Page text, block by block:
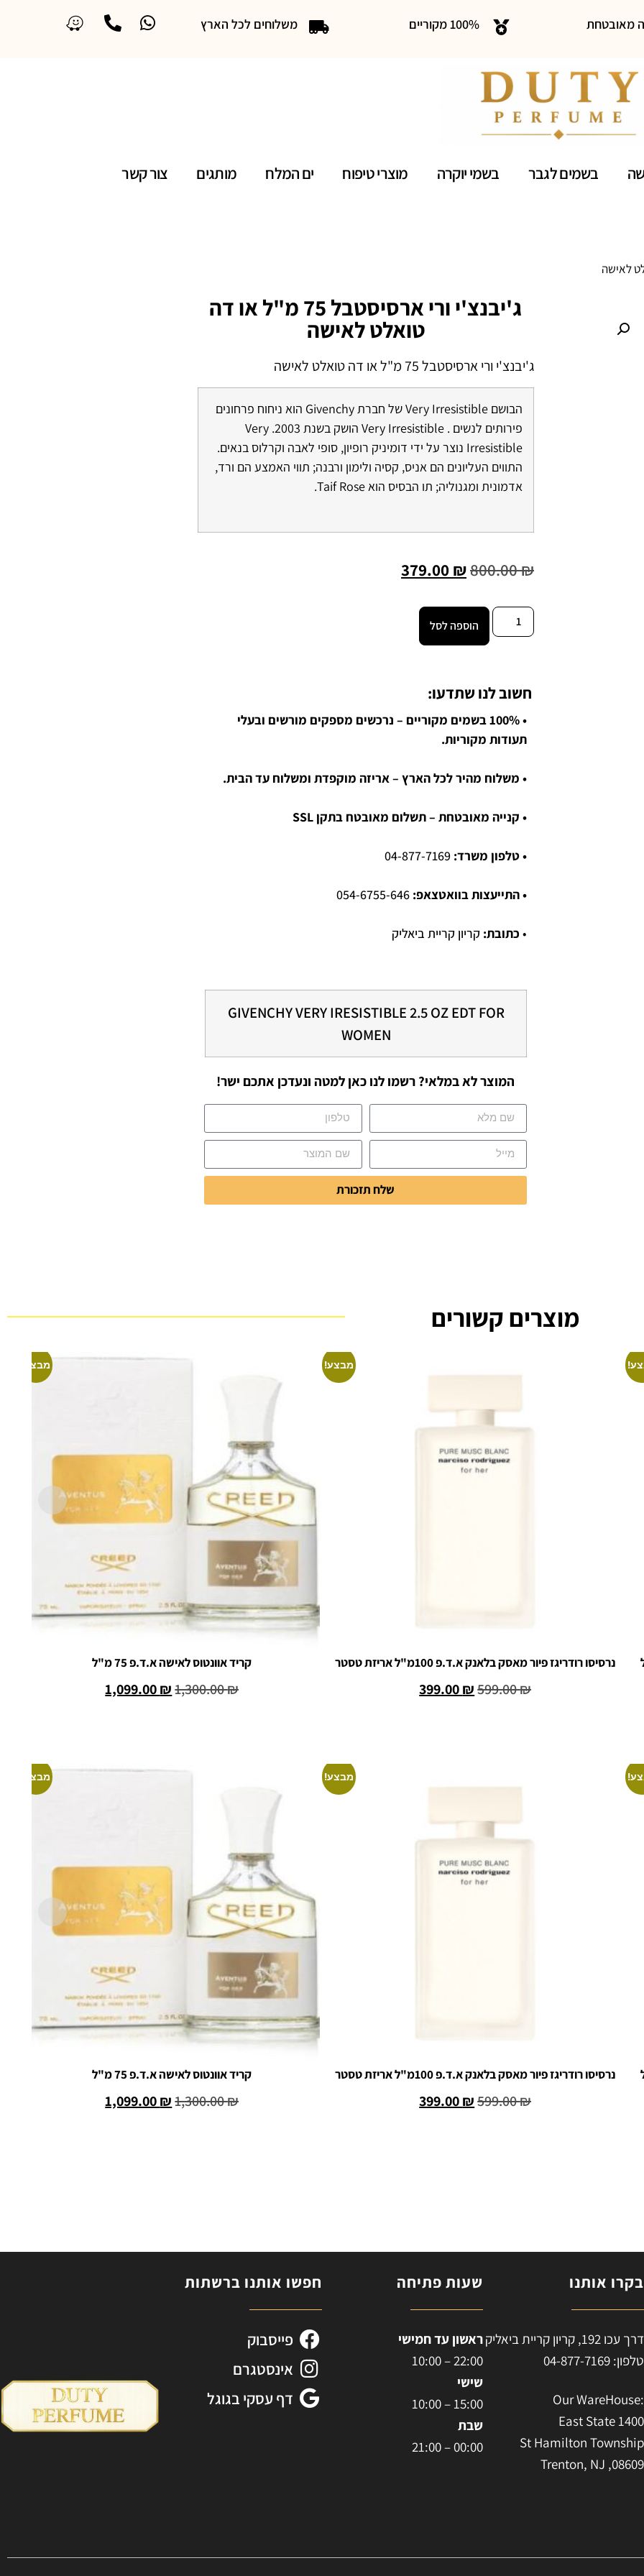
מאובטחת 100% מקוריים משלוחים לכל הארץ
בשמים לגבר בשמי יוקרה מוצרי טיפוח ים המלח מותגים צור קשר
ג'יבנצ'י ורי ארסיסטבל 75 מ"ל או דה
טואלט לאישה
ג'יבנצ'י ורי ארסיסטבל 75 מ"ל או דה טואלט לאישה
הבושם Very Irresistible של חברת Givenchy הוא ניחוח פרחונים
פירותים לנשים . Very Irresistible הושק בשנת 2003. Very
Irresistible נוצר על ידי דומיניק רופיון, סופי לאבה וקרלוס בנאים.
התווים העליונים הם אניס, קסיה ולימון ורבנה; תווי האמצע הם ורד,
אדמונית ומגנוליה; תו הבסיס הוא Taif Rose.
800.00₪
379.00 ₪
הוספה לסל
חשוב לנו שתדעו:
• 100% בשמים מקוריים – נרכשים מספקים מורשים ובעלי
תעודות מקוריות.
• משלוח מהיר לכל הארץ – אריזה מוקפדת ומשלוח עד הבית.
• קנייה מאובטחת – תשלום מאובטח בתקן SSL
• טלפון משרד:
• התייעצות בוואטצאפ:
• כתובת: קריון קריית ביאליק
GIVENCHY VERY IRESISTIBLE 2.5 OZ EDT FOR
WOMEN
המוצר לא במלאי? רשמו לנו כאן למטה ונעדכן אתכם ישר!
שלח תזכורת
מוצרים קשורים
מבצע!
קריד אוונטוס לאישה א.ד.פ 75 מ"ל
1,300.00₪
1,099.00₪
מבצע!
נרסיסו רודריגז פיור מאסק בלאנק א.ד.פ 100מ"ל אריזת טסטר
599.00₪
399.00₪
מ"ל
מבצע!
קריד אוונטוס לאישה א.ד.פ 75 מ"ל
1,300.00₪
1,099.00₪
מבצע!
נרסיסו רודריגז פיור מאסק בלאנק א.ד.פ 100מ"ל אריזת טסטר
599.00₪
399.00₪
מ"ל
בקרו אותנו
דרך עכו 192, קריון קריית ביאליק
טלפון: 04-877-7169
:Our WareHouse
East State 1400
St Hamilton Township
Trenton, NJ ,08609
שעות פתיחה
ראשון עד חמישי
22:00 – 10:00
שישי
15:00 – 10:00
שבת
00:00 – 21:00
חפשו אותנו ברשתות
פייסבוק
אינסטגרם
דף עסקי בגוגל